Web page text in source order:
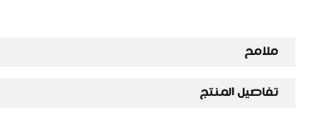
ملامح
تفاصيل المنتج